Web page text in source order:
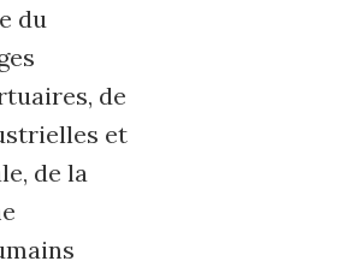
du
de
et
de la